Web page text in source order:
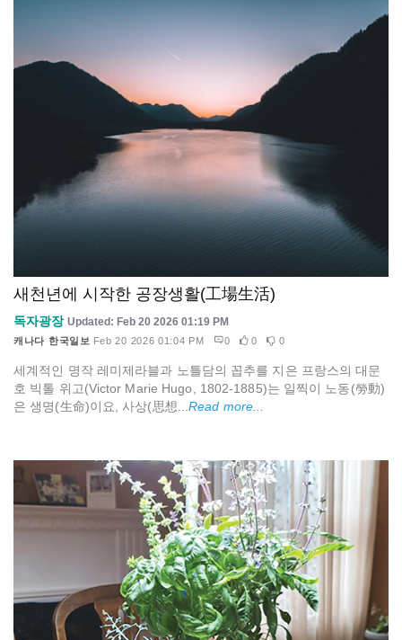
새천년에 시작한 공장생활(工場生活)
독자광장 Updated: Feb 20 2026 01:19 PM
캐나다 한국일보 Feb 20 2026 01:04 PM 0 0 0
세계적인 명작 레미제라블과 노틀담의 꼽추를 지은 프랑스의 대문
호 빅톨 위고(Victor Marie Hugo, 1802-1885)는 일찍이 노동(勞動)
은 생명(生命)이요, 사상(思想... Read more...